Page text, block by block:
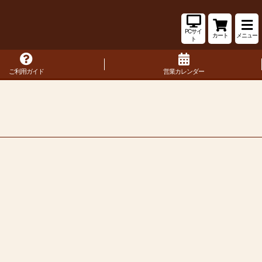
PCサイ
ト
カート メニュー
ご利用ガイド 営業カレンダー